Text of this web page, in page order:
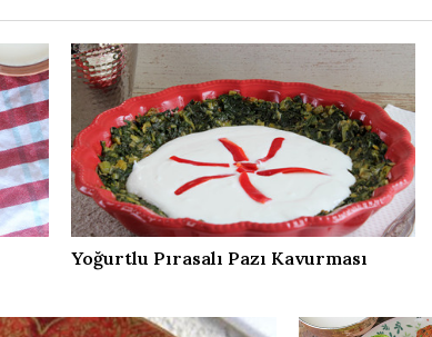
Yoğurtlu Pırasalı Pazı Kavurması